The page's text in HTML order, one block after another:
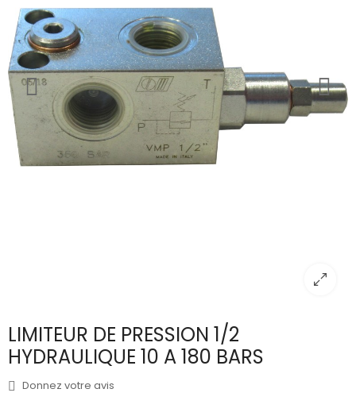
LIMITEUR DE PRESSION 1/2
HYDRAULIQUE 10 A 180 BARS
Donnez votre avis